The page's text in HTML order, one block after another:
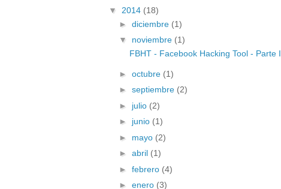
▼ 2014 (18)
► diciembre (1)
▼ noviembre (1)
FBHT - Facebook Hacking Tool - Parte I
► octubre (1)
► septiembre (2)
► julio (2)
► junio (1)
► mayo (2)
► abril (1)
► febrero (4)
► enero (3)